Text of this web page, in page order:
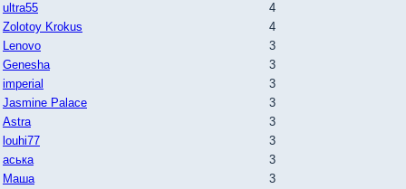
ultra55
4
Zolotoy Krokus
4
Lenovo
3
Genesha
3
imperial
3
Jasmine Palace
3
Astra
3
louhi77
3
аська
3
Маша
3